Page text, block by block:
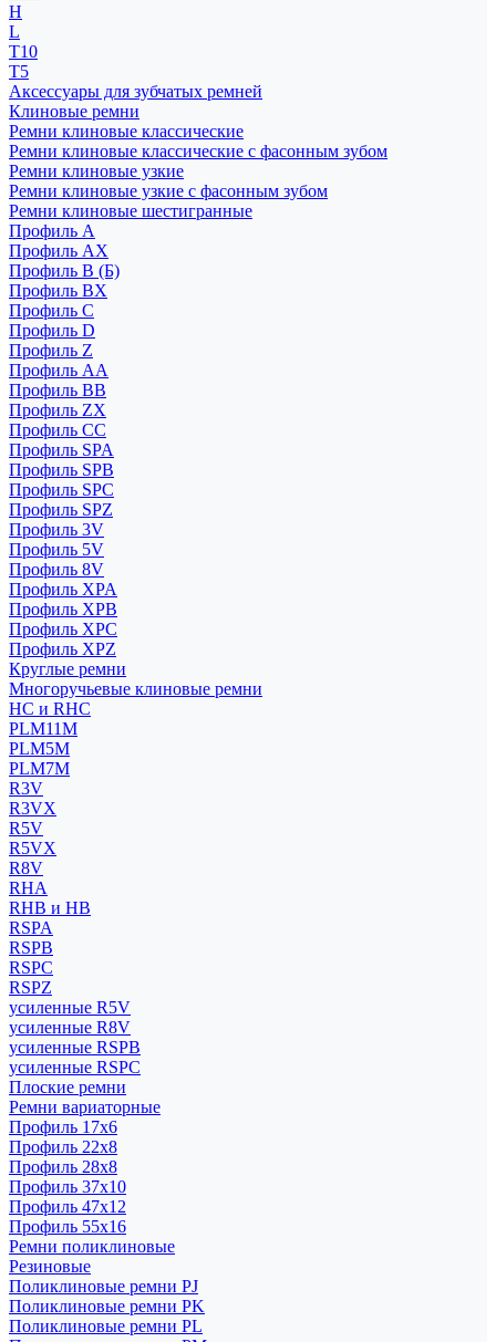
H
L
T10
T5
Аксессуары для зубчатых ремней
Клиновые ремни
Ремни клиновые классические
Ремни клиновые классические с фасонным зубом
Ремни клиновые узкие
Ремни клиновые узкие с фасонным зубом
Ремни клиновые шестигранные
Профиль A
Профиль AX
Профиль B (Б)
Профиль BX
Профиль C
Профиль D
Профиль Z
Профиль АА
Профиль BB
Профиль ZX
Профиль CC
Профиль SPA
Профиль SPB
Профиль SPC
Профиль SPZ
Профиль 3V
Профиль 5V
Профиль 8V
Профиль XPA
Профиль XPB
Профиль XPC
Профиль XPZ
Круглые ремни
Многоручьевые клиновые ремни
HC и RHC
PLM11M
PLM5M
PLM7M
R3V
R3VX
R5V
R5VX
R8V
RHA
RHB и HB
RSPA
RSPB
RSPC
RSPZ
усиленные R5V
усиленные R8V
усиленные RSPB
усиленные RSPC
Плоские ремни
Ремни вариаторные
Профиль 17x6
Профиль 22x8
Профиль 28x8
Профиль 37x10
Профиль 47x12
Профиль 55x16
Ремни поликлиновые
Резиновые
Поликлиновые ремни PJ
Поликлиновые ремни PK
Поликлиновые ремни PL